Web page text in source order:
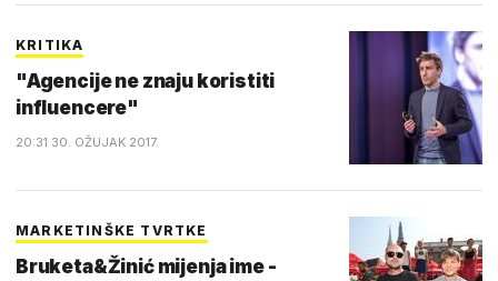
KRITIKA
"Agencije ne znaju koristiti
influencere"
20:31 30. OŽUJAK 2017.
MARKETINŠKE TVRTKE
Bruketa&Žinić mijenja ime -